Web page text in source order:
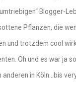
Blogger-
Pflanzen, die
und trotzdem cool
Oh und es war ja
anderen in Köln…bis